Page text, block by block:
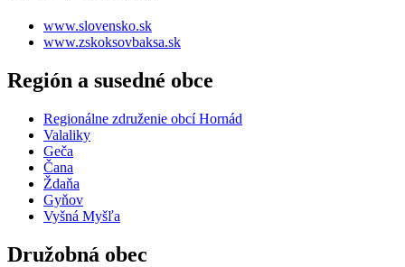
www.slovensko.sk
www.zskoksovbaksa.sk
Región a susedné obce
Regionálne združenie obcí Hornád
Valaliky
Geča
Čana
Ždaňa
Gyňov
Vyšná Myšľa
Družobná obec